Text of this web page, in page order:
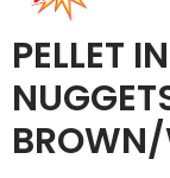
PELLET